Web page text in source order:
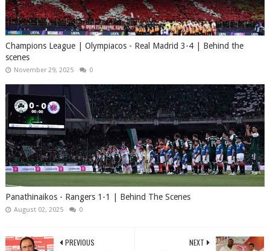
Champions League | Olympiacos​ - Real Madrid 3-4 | Behind the
scenes
November 29, 2025 0
Panathinaikos - Rangers 1-1 | Behind The Scenes
August 02, 2025 0
NEXT
PREVIOUS